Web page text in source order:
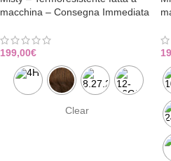
macchina – Consegna Immediata
199,00€
Clear